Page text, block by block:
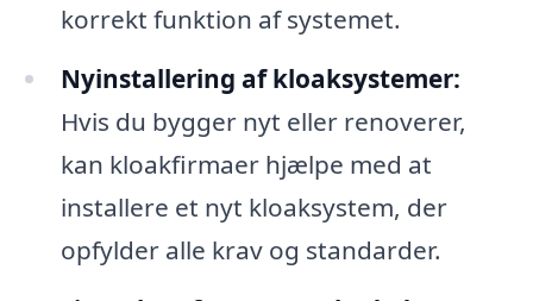
korrekt funktion af systemet.
Nyinstallering af kloaksystemer:
Hvis du bygger nyt eller renoverer,
kan kloakfirmaer hjælpe med at
installere et nyt kloaksystem, der
opfylder alle krav og standarder.